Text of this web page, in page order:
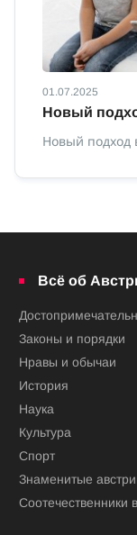
01.07.2025
Новый
Новый подход
Всё об
Законы и порядки
Нравы и обычаи
История
Наука
Культура
Спорт
Знаменитые
Соотечественники